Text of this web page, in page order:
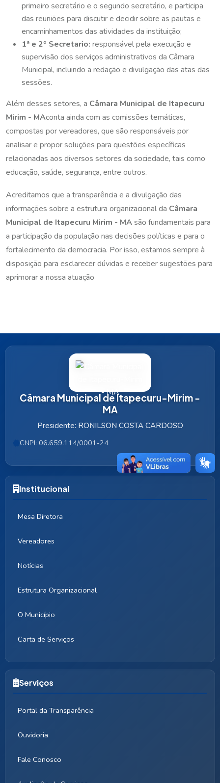
primeiro secretário e o segundo secretário, e participa
das reuniões para discutir e decidir sobre as pautas e
encaminhamentos das atividades da instituição;
1ª e 2º Secretario: responsável pela execução e
supervisão dos serviços administrativos da Câmara
Municipal, incluindo a redação e divulgação das atas das
sessões.
Além desses setores, a Câmara Municipal de Itapecuru
Mirim - MAconta ainda com as comissões temáticas,
compostas por vereadores, que são responsáveis por
analisar e propor soluções para questões específicas
relacionadas aos diversos setores da sociedade, tais como
educação, saúde, segurança, entre outros.
Acreditamos que a transparência e a divulgação das
informações sobre a estrutura organizacional da Câmara
Municipal de Itapecuru Mirim - MAsão fundamentais para
a participação da população nas decisões políticas e para o
fortalecimento da democracia. Por isso, estamos sempre à
disposição para esclarecer dúvidas e receber sugestões para
aprimorar a nossa atuação
Câmara Municipal de Itapecuru-Mirim -
MA
Presidente: RONILSON COSTA CARDOSO
CNPJ: 06.659.114/0001-24
Institucional
Mesa Diretora
Vereadores
Notícias
Estrutura Organizacional
O Município
Carta de Serviços
Serviços
Portal da Transparência
Ouvidoria
Fale Conosco